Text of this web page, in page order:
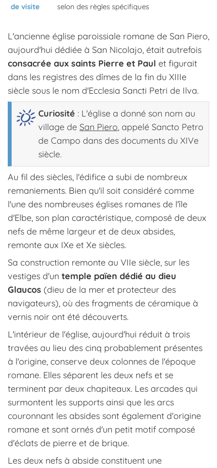
de visite
selon des règles spécifiques
L'ancienne église paroissiale romane de San Piero,
aujourd'hui dédiée à San Nicolajo, était autrefois
consacrée aux saints Pierre et Paul et figurait
dans les registres des dîmes de la fin du XIIIe
siècle sous le nom d'Ecclesia Sancti Petri de Ilva.
Curiosité : L'église a donné son nom au
village de San Piero, appelé Sancto Petro
de Campo dans des documents du XIVe
siècle.
Au fil des siècles, l'édifice a subi de nombreux
remaniements. Bien qu'il soit considéré comme
l'une des nombreuses églises romanes de l'île
d'Elbe, son plan caractéristique, composé de deux
nefs de même largeur et de deux absides,
remonte aux IXe et Xe siècles.
Sa construction remonte au VIIe siècle, sur les
vestiges d'un temple païen dédié au dieu
Glaucos (dieu de la mer et protecteur des
navigateurs), où des fragments de céramique à
vernis noir ont été découverts.
L'intérieur de l'église, aujourd'hui réduit à trois
travées au lieu des cinq probablement présentes
à l'origine, conserve deux colonnes de l'époque
romane. Elles séparent les deux nefs et se
terminent par deux chapiteaux. Les arcades qui
surmontent les supports ainsi que les arcs
couronnant les absides sont également d'origine
romane et sont ornés d'un petit motif composé
d'éclats de pierre et de brique.
Les deux nefs à abside constituent une